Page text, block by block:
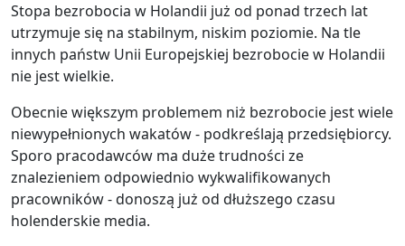
Stopa bezrobocia w Holandii już od ponad trzech lat
utrzymuje się na stabilnym, niskim poziomie. Na tle
innych państw Unii Europejskiej bezrobocie w Holandii
nie jest wielkie.
Obecnie większym problemem niż bezrobocie jest wiele
niewypełnionych wakatów - podkreślają przedsiębiorcy.
Sporo pracodawców ma duże trudności ze
znalezieniem odpowiednio wykwalifikowanych
pracowników - donoszą już od dłuższego czasu
holenderskie media.